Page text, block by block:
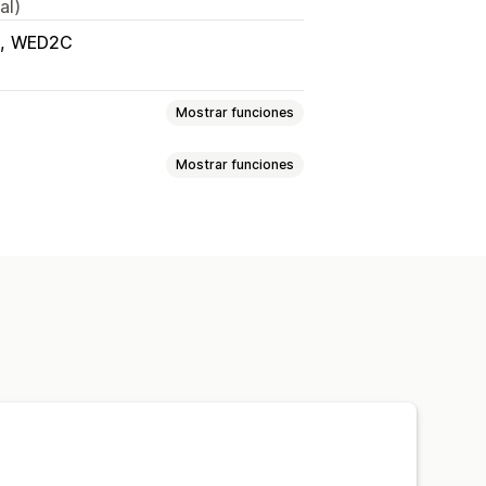
WED2C
Mostrar funciones
Mostrar funciones